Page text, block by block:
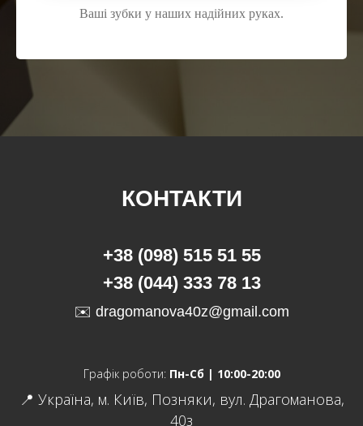
Ваші зубки у наших надійних руках.
КОНТАКТИ
+38 (098) 515 51 55
+38 (044) 333 78 13
✉️ dragomanova40z@gmail.com
Графік роботи: Пн-Сб | 10:00-20:00
📍 Україна, м. Київ, Позняки, вул. Драгоманова,
40з